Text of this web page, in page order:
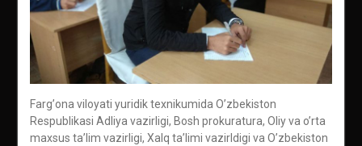
Fargʼona viloyati yuridik texnikumida Oʼzbekiston
Respublikasi Аdliya vazirligi, Bosh prokuratura, Oliy va oʼrta
maxsus taʼlim vazirligi, Xalq taʼlimi vazirldigi va Oʼzbekiston